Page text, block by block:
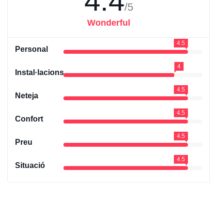
/5
Wonderful
Personal
4.5
Instal·lacions
4
Neteja
4.5
Confort
4.5
Preu
4.5
Situació
4.5